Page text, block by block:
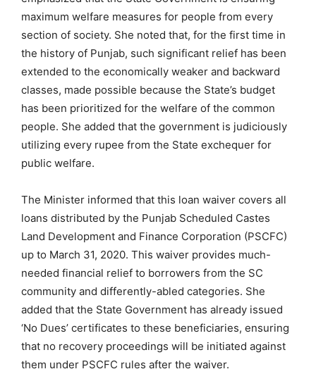
maximum welfare measures for people from every
section of society. She noted that, for the first time in
the history of Punjab, such significant relief has been
extended to the economically weaker and backward
classes, made possible because the State’s budget
has been prioritized for the welfare of the common
people. She added that the government is judiciously
utilizing every rupee from the State exchequer for
public welfare.
The Minister informed that this loan waiver covers all
loans distributed by the Punjab Scheduled Castes
Land Development and Finance Corporation (PSCFC)
up to March 31, 2020. This waiver provides much-
needed financial relief to borrowers from the SC
community and differently-abled categories. She
added that the State Government has already issued
‘No Dues’ certificates to these beneficiaries, ensuring
that no recovery proceedings will be initiated against
them under PSCFC rules after the waiver.